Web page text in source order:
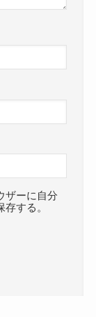
ザーに自分
する。